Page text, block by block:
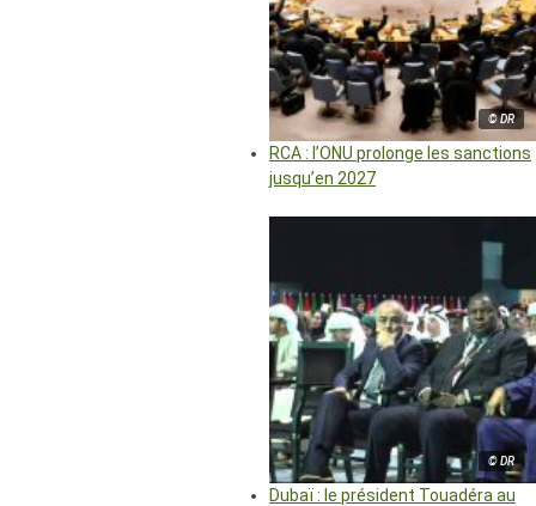
© DR
RCA : l’ONU prolonge les sanctions
jusqu’en 2027
© DR
Dubaï : le président Touadéra au